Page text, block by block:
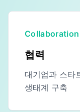
Collaboration
협력
대기업과 스타
생태계 구축